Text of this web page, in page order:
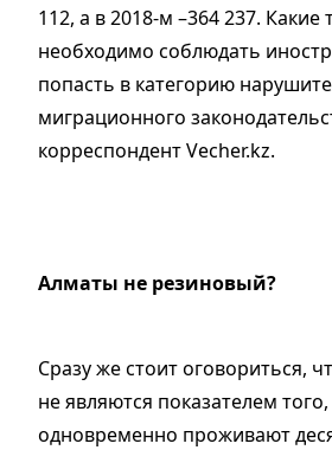
112, а в 2018-м –364 237. Какие
необходимо соблюдать
попасть в категорию
миграционного
корреспондент Vecher.kz.
Алматы не резиновый?
Сразу же стоит оговориться,
не являются показателем
одновременно проживают